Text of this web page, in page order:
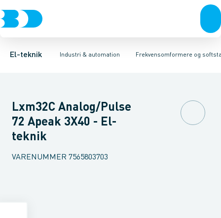
El-teknik Industri & automation
Afbrydere, stikkontakter & lampeudtagForgreningsmateriel
Frekvensomformere og
Industristiksystemer Frekvensomformere og softstartere
Frekvensomformer =˂1 kVFilter for lavspændingSoft Starter
Lxm32C Analog/Pulse
72 Apeak 3X40 - El-
teknik
VARENUMMER 7565803703